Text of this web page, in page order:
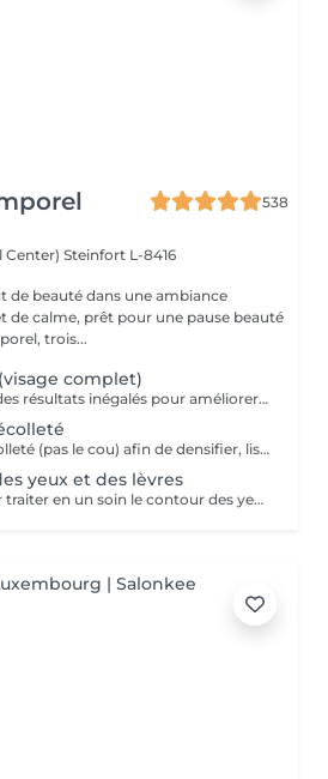
538
Center) Steinfort L-8416
de beauté dans une ambiance
de calme, prêt pour une pause beauté
L'Intemporel, trois...
complet)
Procell Thérapies offre des résultats inégalés pour améliorer l'apparence des rides et ridules, des cicatrices d'acné et des dommages causés par le soleil. Avec une irritation minimale, les traitements Procell sont sûrs, non invasifs, efficaces et fournissent des résultats qui parlent d'eux-mêmes. Ce n'est pas un hasard si Procell Thérapies est devenu le leader du microneedling..
Un soin ciblé sur le décolleté (pas le cou) afin de densifier, lisser et repulper cette zone fragile Nettoyage + gommage de la zone, passage Procell et masque (pas de massage dans ce soin) Conseillé en cure de 4 soins sur 4 mois avec une séance d'entretien 2x par an en fin de cure
yeux et des lèvres
La thérapie Procell pour traiter en un soin le contour des yeux et le contour des lèvres.